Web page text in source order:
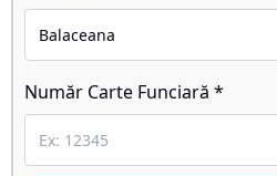
Număr Carte Funciară *